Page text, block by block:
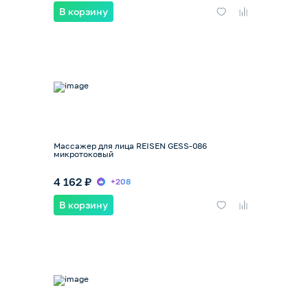
В корзину
Массажер для лица REISEN GESS-086
микротоковый
4 162 ₽ +208
В корзину